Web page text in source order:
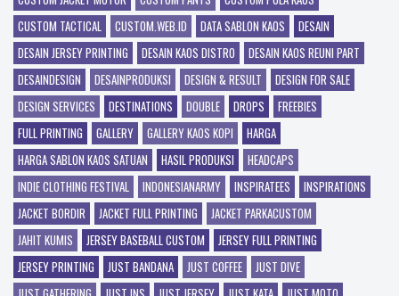
CUSTOM TACTICAL
CUSTOM.WEB.ID DATA SABLON KAOS
DESAIN
DESAIN JERSEY PRINTING
DESAIN KAOS DISTRO
DESAIN KAOS REUNI PART
DESAINDESIGN
DESAINPRODUKSI DESIGN & RESULT
DESIGN FOR SALE
DESIGN SERVICES
DESTINATIONS DOUBLE DROPS
FREEBIES
FULL PRINTING
GALLERY GALLERY KAOS KOPI
HARGA
HARGA SABLON KAOS SATUAN
HASIL PRODUKSI
HEADCAPS
INDIE CLOTHING FESTIVAL
INDONESIANARMY INSPIRATEES
INSPIRATIONS
JACKET BORDIR
JACKET FULL PRINTING
JACKET PARKACUSTOM
JAHIT KUMIS
JERSEY BASEBALL CUSTOM
JERSEY FULL PRINTING
JERSEY PRINTING
JUST BANDANA JUST COFFEE
JUST DIVE